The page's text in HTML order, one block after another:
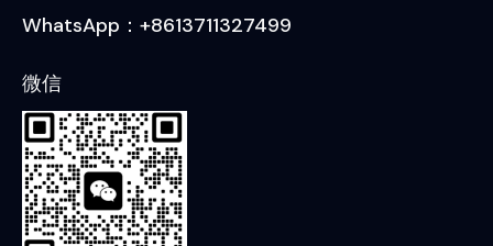
WhatsApp：+8613711327499
微信